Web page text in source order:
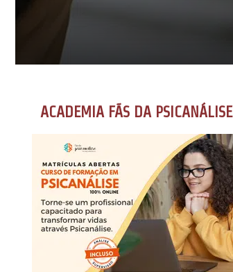
ACADEMIA FÃS DA PSICANÁLISE